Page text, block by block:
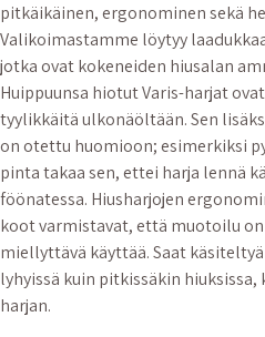
pitkäikäinen, ergonominen sekä
Valikoimastamme löytyy
jotka ovat kokeneiden hiusalan
Huippuunsa hiotut Varis-harjat
tyylikkäitä ulkonäöltään. Sen
on otettu huomioon; esimerkiksi
pinta takaa sen, ettei harja lennä
föönatessa. Hiusharjojen
koot varmistavat, että muotoilu
miellyttävä käyttää. Saat
lyhyissä kuin pitkissäkin
harjan.